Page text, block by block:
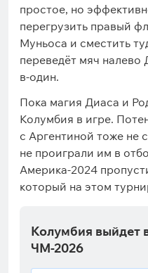
простое, но
перегрузить правый
Муньоса и сместить
переведёт мяч налево
в-один.
Пока магия Диаса и
Колумбия в игре.
с Аргентиной тоже не
не проиграли им в
Америка-2024
который на этом
Колумбия выйдет
ЧМ-2026